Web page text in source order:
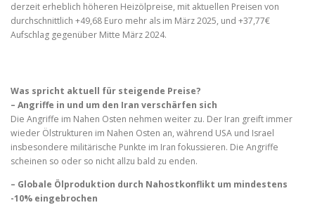
derzeit erheblich höheren Heizölpreise, mit aktuellen Preisen von
durchschnittlich +49,68 Euro mehr als im März 2025, und +37,77€
Aufschlag gegenüber Mitte März 2024.
Was spricht aktuell für steigende Preise?
– Angriffe in und um den Iran verschärfen sich
Die Angriffe im Nahen Osten nehmen weiter zu. Der Iran greift immer
wieder Ölstrukturen im Nahen Osten an, während USA und Israel
insbesondere militärische Punkte im Iran fokussieren. Die Angriffe
scheinen so oder so nicht allzu bald zu enden.
– Globale Ölproduktion durch Nahostkonflikt um mindestens
-10% eingebrochen